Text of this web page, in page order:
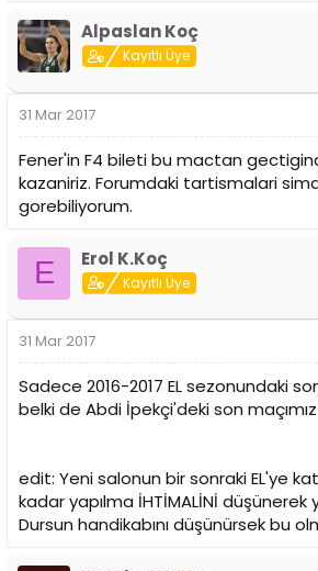
Alpaslan Koç
Kayıtlı Üye
31 Mar 2017
Fener'in F4 bileti bu mactan
kazaniriz. Forumdaki tartismalari
gorebiliyorum.
E Erol K.Koç
Kayıtlı Üye
31 Mar 2017
Sadece 2016-2017 EL sezonundaki
belki de Abdi İpekçi'deki son
edit: Yeni salonun bir sonraki EL'ye
kadar yapılma İHTİMALİNİ düşünerek
Dursun handikabını düşünürsek bu